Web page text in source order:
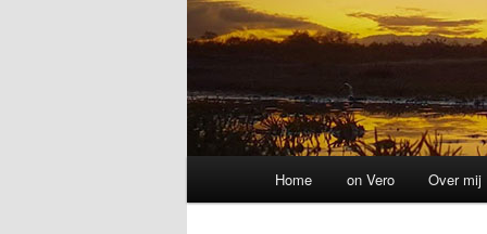
Home on Vero Over mij